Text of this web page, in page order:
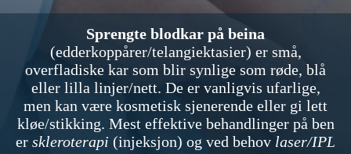
Sprengte blodkar på beina
(edderkoppårer/telangiektasier) er små,
overfladiske kar som blir synlige som røde, blå
eller lilla linjer/nett. De er vanligvis ufarlige,
men kan være kosmetisk sjenerende eller gi lett
kløe/stikking. Mest effektive behandlinger på ben
er skleroterapi (injeksjon) og ved behov laser/IPL